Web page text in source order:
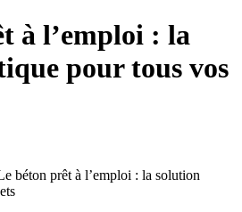
à l’emploi : la
pour tous vos
béton prêt à l’emploi : la solution